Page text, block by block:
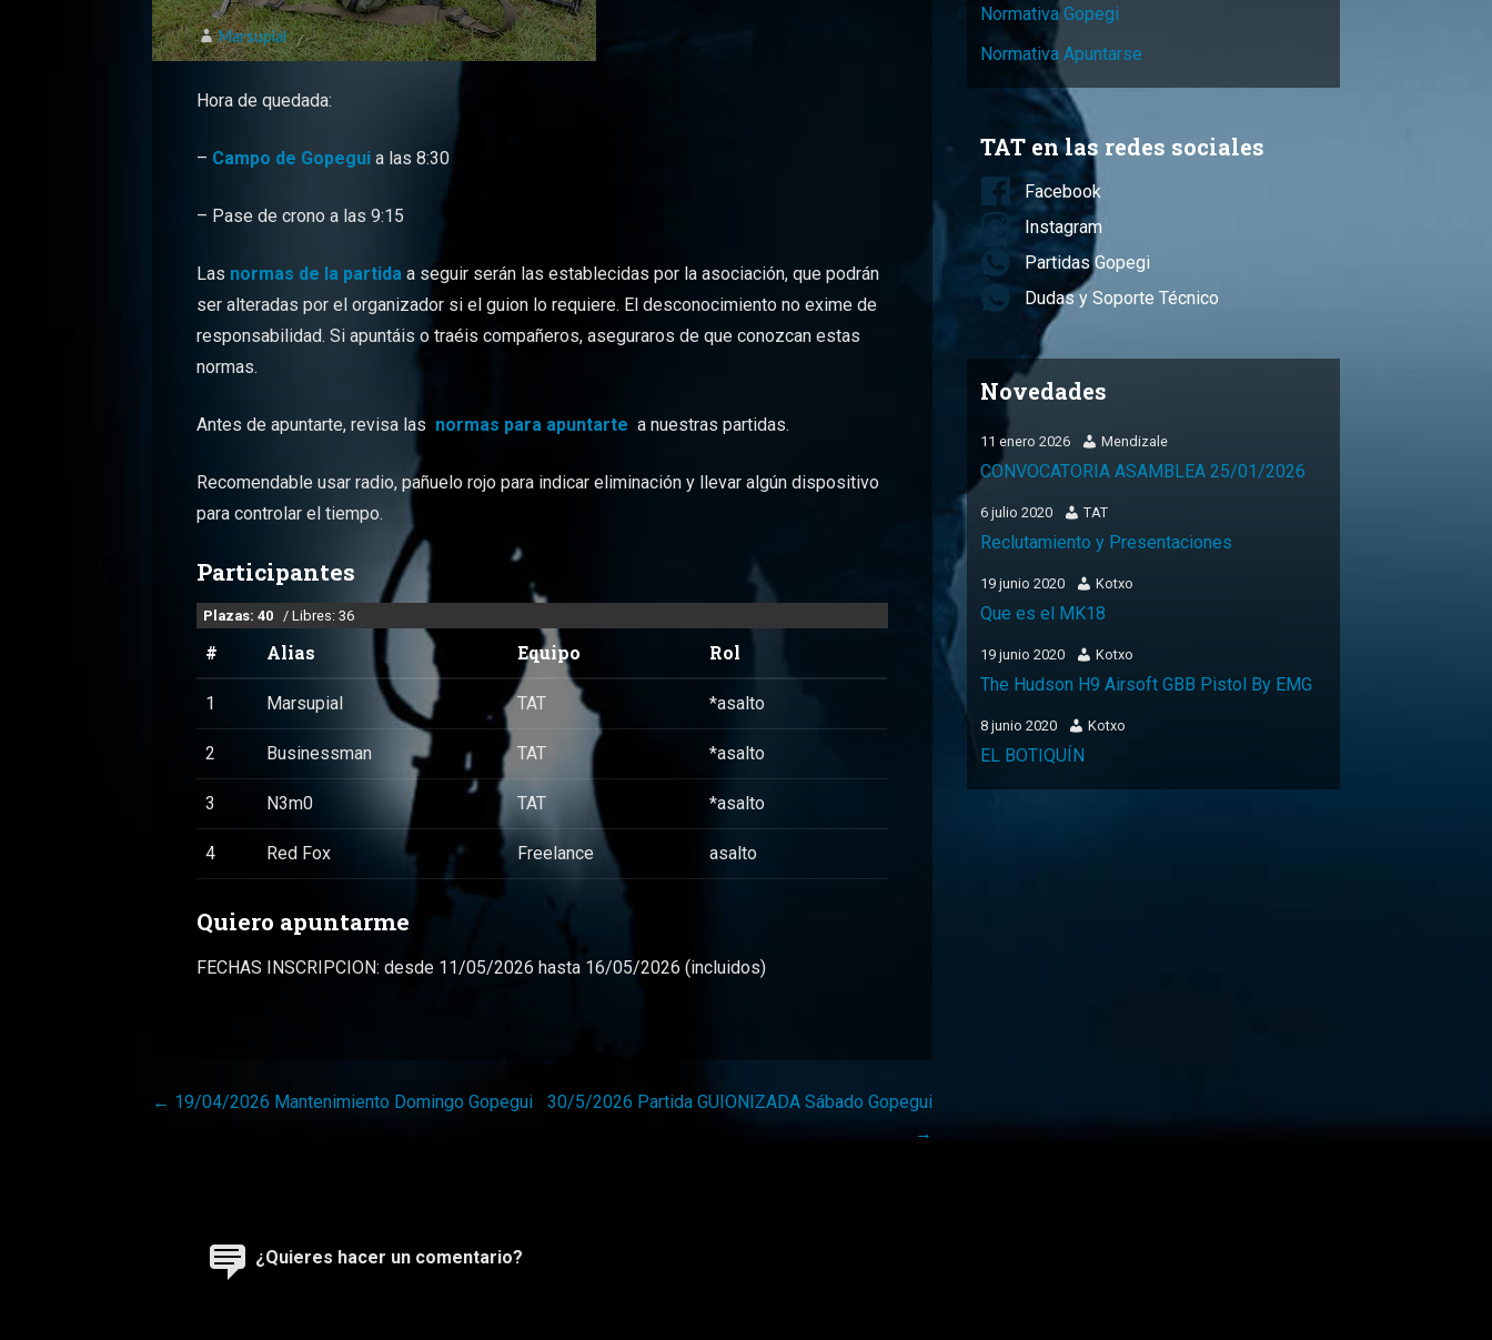
Marsupial
Hora de quedada:
– Campo de Gopegui a las 8:30
– Pase de crono a las 9:15
Las normas de la partida a seguir serán las establecidas por la asociación, que podrán
ser alteradas por el organizador si el guion lo requiere. El desconocimiento no exime de
responsabilidad. Si apuntáis o traéis compañeros, aseguraros de que conozcan estas
normas.
Antes de apuntarte, revisa las normas para apuntarte a nuestras partidas.
Recomendable usar radio, pañuelo rojo para indicar eliminación y llevar algún dispositivo
para controlar el tiempo.
Participantes
Plazas: 40 / Libres: 36
# Alias Equipo Rol
1 Marsupial TAT *asalto
2 Businessman TAT *asalto
3 N3m0 TAT *asalto
4 Red Fox Freelance asalto
Quiero apuntarme
FECHAS INSCRIPCION: desde 11/05/2026 hasta 16/05/2026 (incluidos)
Navegación
← 19/04/2026 Mantenimiento Domingo Gopegui
30/5/2026 Partida GUIONIZADA Sábado Gopegui
→
¿Quieres hacer un comentario?
Normativa Gopegi
Normativa Apuntarse
TAT en las redes sociales
Facebook
Instagram
Partidas Gopegi
Dudas y Soporte Técnico
Novedades
11 enero 2026 Mendizale
CONVOCATORIA ASAMBLEA 25/01/2026
6 julio 2020 TAT
Reclutamiento y Presentaciones
19 junio 2020 Kotxo
Que es el MK18
19 junio 2020 Kotxo
The Hudson H9 Airsoft GBB Pistol By EMG
8 junio 2020 Kotxo
EL BOTIQUÍN